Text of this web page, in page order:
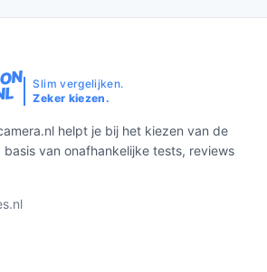
Slim vergelijken.
Zeker kiezen.
helpt je bij het kiezen van de
van onafhankelijke tests, reviews